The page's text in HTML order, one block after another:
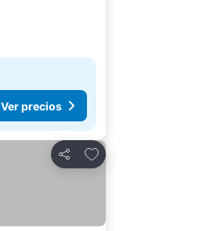
Ver precios
Compartir
Agregar a favoritos